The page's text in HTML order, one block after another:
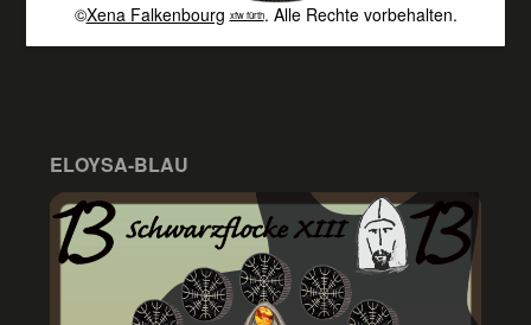
©Xena Falkenbourg xfw fürth. Alle Rechte vorbehalten.
ELOYSA-BLAU